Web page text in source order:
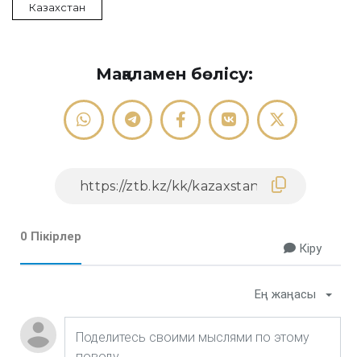
Казахстан
Мақаламен бөлісу:
0 Пікірлер
Кіру
Ең жаңасы